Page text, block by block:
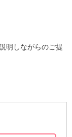
明しながらのご提